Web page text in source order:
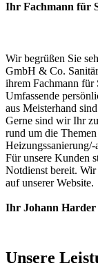
Ihr Fachmann für
Wir begrüßen Sie
GmbH & Co.
ihrem Fachmann
Umfassende
aus Meisterhand
Gerne sind wir Ihr
rund um die
Für unsere Kunden
Notdienst bereit.
auf unserer Website.
Ihr Johann Harder
Unsere